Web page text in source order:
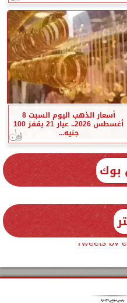
أسعار الذهب اليوم السبت 8
أغسطس 2026.. عيار 21 يقفز 100
جنيه...
بوك
Tweets by